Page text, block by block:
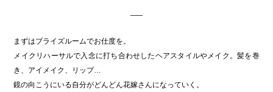
まずはブライズルームでお仕度を。
メイクリハーサルで入念に打ち合わせしたヘアスタイルやメイク。髪を巻
き、アイメイク、リップ…
鏡の向こうにいる自分がどんどん花嫁さんになっていく。